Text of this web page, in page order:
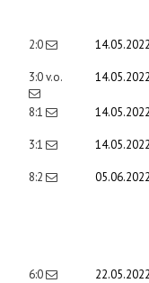
2:0
3:0 v.o.
8:1
3:1
8:2
6:0